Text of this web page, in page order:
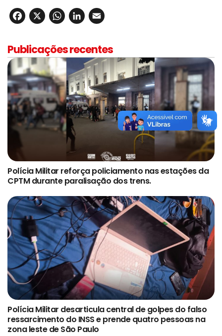
Facebook
X WhatsApp
LinkedIn
Publicações recentes
Polícia Militar reforça policiamento nas estações da
CPTM durante paralisação dos trens.
Polícia Militar desarticula central de golpes do falso
ressarcimento do INSS e prende quatro pessoas na
zona leste de São Paulo